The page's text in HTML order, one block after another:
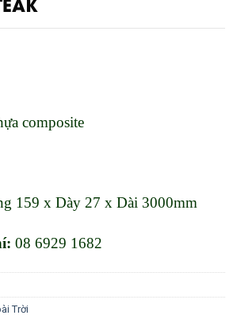
composite
159 x Dày 27 x Dài 3000mm
08 6929 1682
Trời